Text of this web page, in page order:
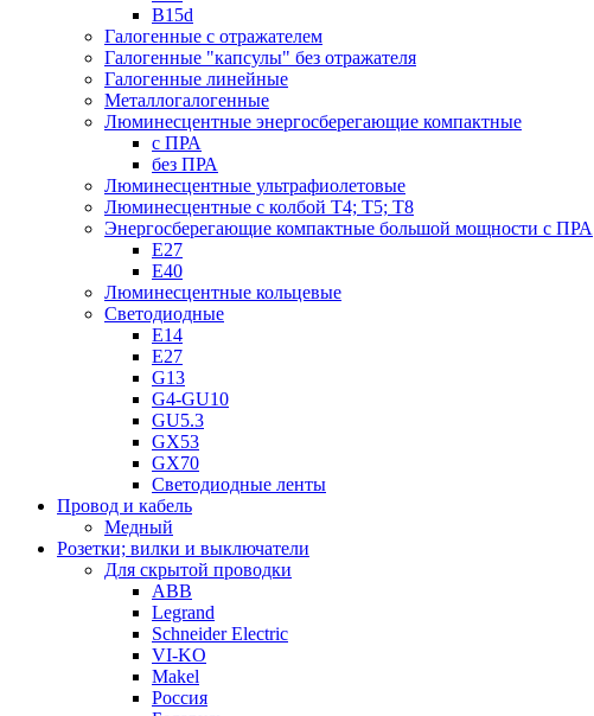
B15d
Галогенные с отражателем
Галогенные "капсулы" без отражателя
Галогенные линейные
Металлогалогенные
Люминесцентные энергосберегающие компактные
с ПРА
без ПРА
Люминесцентные ультрафиолетовые
Люминесцентные с колбой Т4; Т5; T8
Энергосберегающие компактные большой мощности с ПРА
Е27
Е40
Люминесцентные кольцевые
Светодиодные
Е14
Е27
G13
G4-GU10
GU5.3
GX53
GX70
Светодиодные ленты
Провод и кабель
Медный
Розетки; вилки и выключатели
Для скрытой проводки
ABB
Legrand
Schneider Electric
VI-KO
Makel
Россия